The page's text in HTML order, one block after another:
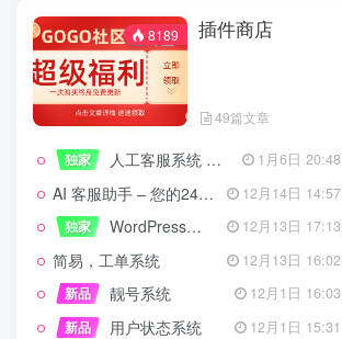
8189 插件商店
49篇文章
独家 人工客服系统 技术开发文档 1月6日 20:48
AI 客服助手 – 您的24/7智能客服专家
12月14日 14:57
独家
WordPress设备管理器插件 – 专业版 12月13日 17:13
简易，工单系统
12月13日 16:02
新品
靓号系统
12月1日 16:03
新品
用户状态系统
12月1日 15:31